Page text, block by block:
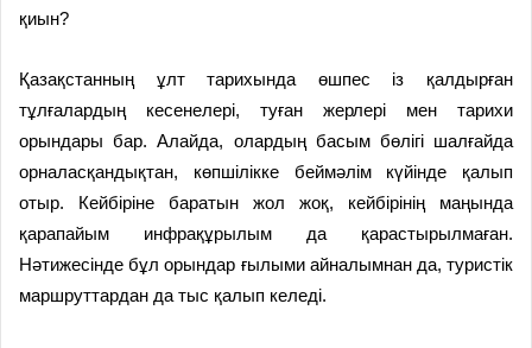
қиын?
Қазақстанның ұлт тарихында өшпес із қалдырған
тұлғалардың кесенелері, туған жерлері мен тарихи
орындары бар. Алайда, олардың басым бөлігі шалғайда
орналасқандықтан, көпшілікке беймәлім күйінде қалып
отыр. Кейбіріне баратын жол жоқ, кейбірінің маңында
қарапайым инфрақұрылым да қарастырылмаған.
Нәтижесінде бұл орындар ғылыми айналымнан да, туристік
маршруттардан да тыс қалып келеді.